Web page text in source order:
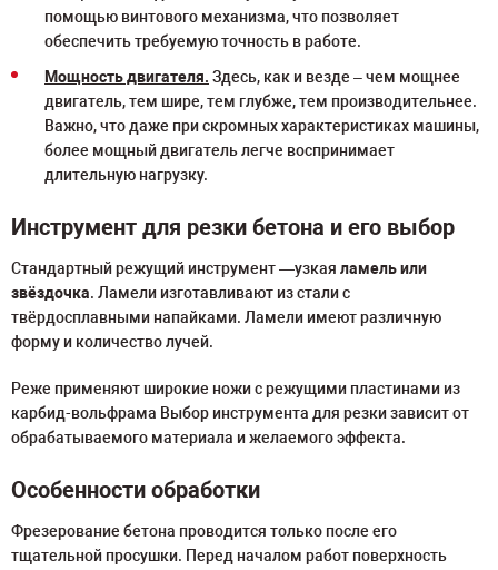
помощью винтового механизма, что позволяет
обеспечить требуемую точность в работе.
Мощность двигателя. Здесь, как и везде – чем мощнее
двигатель, тем шире, тем глубже, тем производительнее.
Важно, что даже при скромных характеристиках машины,
более мощный двигатель легче воспринимает
длительную нагрузку.
Инструмент для резки бетона и его выбор
Стандартный режущий инструмент —узкая ламель или
звёздочка. Ламели изготавливают из стали с
твёрдосплавными напайками. Ламели имеют различную
форму и количество лучей.
Реже применяют широкие ножи с режущими пластинами из
карбид-вольфрама Выбор инструмента для резки зависит от
обрабатываемого материала и желаемого эффекта.
Особенности обработки
Фрезерование бетона проводится только после его
тщательной просушки. Перед началом работ поверхность